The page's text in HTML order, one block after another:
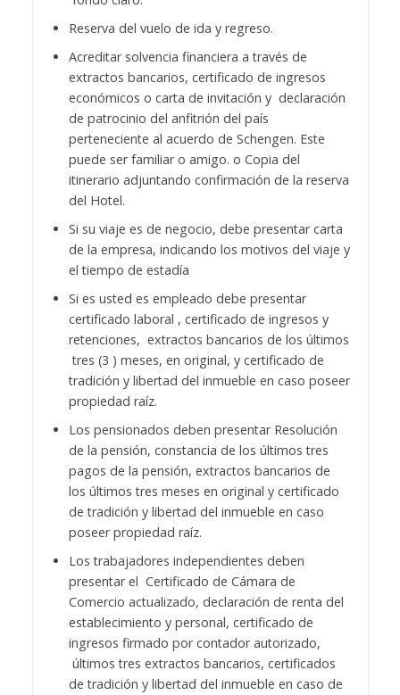
Reserva del vuelo de ida y regreso.
Acreditar solvencia financiera a través de
extractos bancarios, certificado de ingresos
económicos o carta de invitación y declaración
de patrocinio del anfitrión del país
perteneciente al acuerdo de Schengen. Este
puede ser familiar o amigo. o Copia del
itinerario adjuntando confirmación de la reserva
del Hotel.
Si su viaje es de negocio, debe presentar carta
de la empresa, indicando los motivos del viaje y
el tiempo de estadía
Si es usted es empleado debe presentar
certificado laboral , certificado de ingresos y
retenciones, extractos bancarios de los últimos
tres (3 ) meses, en original, y certificado de
tradición y libertad del inmueble en caso poseer
propiedad raíz.
Los pensionados deben presentar Resolución
de la pensión, constancia de los últimos tres
pagos de la pensión, extractos bancarios de
los últimos tres meses en original y certificado
de tradición y libertad del inmueble en caso
poseer propiedad raíz.
Los trabajadores independientes deben
presentar el Certificado de Cámara de
Comercio actualizado, declaración de renta del
establecimiento y personal, certificado de
ingresos firmado por contador autorizado,
últimos tres extractos bancarios, certificados
de tradición y libertad del inmueble en caso de